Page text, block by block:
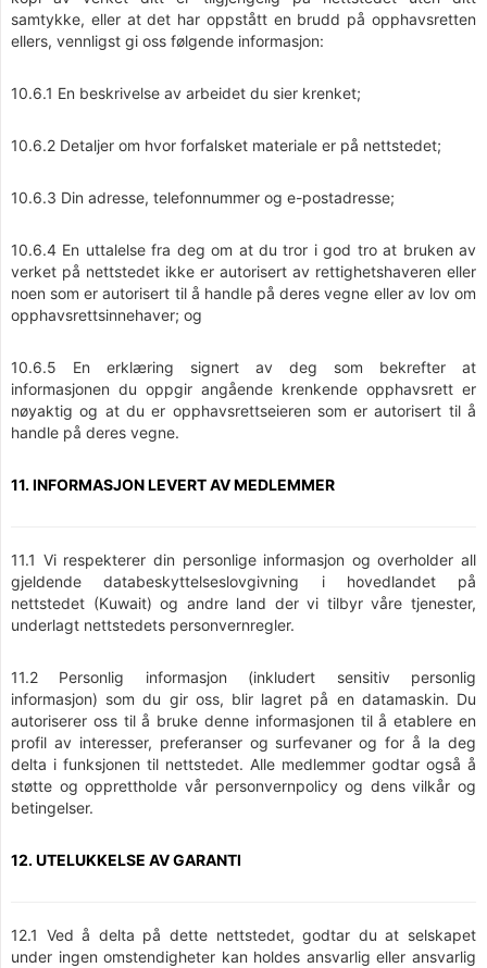
samtykke, eller at det har oppstått en brudd på opphavsretten
ellers, vennligst gi oss følgende informasjon:
10.6.1 En beskrivelse av arbeidet du sier krenket;
10.6.2 Detaljer om hvor forfalsket materiale er på nettstedet;
10.6.3 Din adresse, telefonnummer og e-postadresse;
10.6.4 En uttalelse fra deg om at du tror i god tro at bruken av
verket på nettstedet ikke er autorisert av rettighetshaveren eller
noen som er autorisert til å handle på deres vegne eller av lov om
opphavsrettsinnehaver; og
10.6.5 En erklæring signert av deg som bekrefter at
informasjonen du oppgir angående krenkende opphavsrett er
nøyaktig og at du er opphavsrettseieren som er autorisert til å
handle på deres vegne.
11. INFORMASJON LEVERT AV MEDLEMMER
11.1 Vi respekterer din personlige informasjon og overholder all
gjeldende databeskyttelseslovgivning i hovedlandet på
nettstedet (Kuwait) og andre land der vi tilbyr våre tjenester,
underlagt nettstedets personvernregler.
11.2 Personlig informasjon (inkludert sensitiv personlig
informasjon) som du gir oss, blir lagret på en datamaskin. Du
autoriserer oss til å bruke denne informasjonen til å etablere en
profil av interesser, preferanser og surfevaner og for å la deg
delta i funksjonen til nettstedet. Alle medlemmer godtar også å
støtte og opprettholde vår personvernpolicy og dens vilkår og
betingelser.
12. UTELUKKELSE AV GARANTI
12.1 Ved å delta på dette nettstedet, godtar du at selskapet
under ingen omstendigheter kan holdes ansvarlig eller ansvarlig